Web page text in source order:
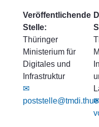
Veröffentlichende
Stelle:
Thüringer
Ministerium für
Digitales und
Infrastruktur
✉